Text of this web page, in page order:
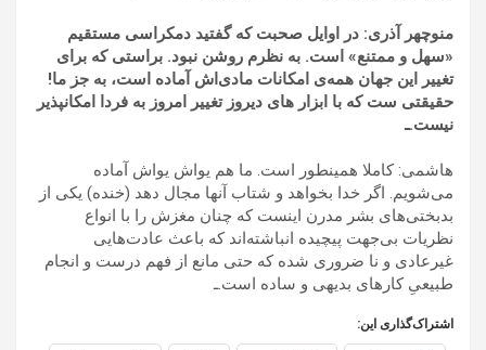
منوچهر آذری: در اوایل صحبت که گفتید دمکراسی مستقیم
«سهل و ممتنع» است. به نظرم روشن نبود. براستی که برای
تغییر این جهان همه‌ی امکانات مادی‌اش آماده است، به جز ما!
حقیقتی ست که با ابزار های دیروز تغییر امروز به فردا امکانپذیر
نیست.ـ
هاشمی: کاملا همینطور است. ما هم یواش یواش آماده
می‌شویم. اگر خدا بخواهد و شتاب آنها مجال دهد (خنده) یکی از
بدبختی‌های بشر مدرن اینست که چنان مغزش را با انواع
نظریات بی‌جهت پیچیده انباشته‌اند که باعث عادت‌هایی
غیرعادی و نا ضروری شده که حتی مانع از فهم درست و انجام
طبیعیِ کارهای بدیهی و ساده است.ـ
اشتراک‌گذاری این: